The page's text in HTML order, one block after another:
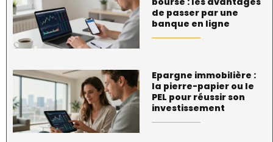
de passer par une
banque en ligne
Epargne immobilière :
la pierre-papier ou le
PEL pour réussir son
investissement